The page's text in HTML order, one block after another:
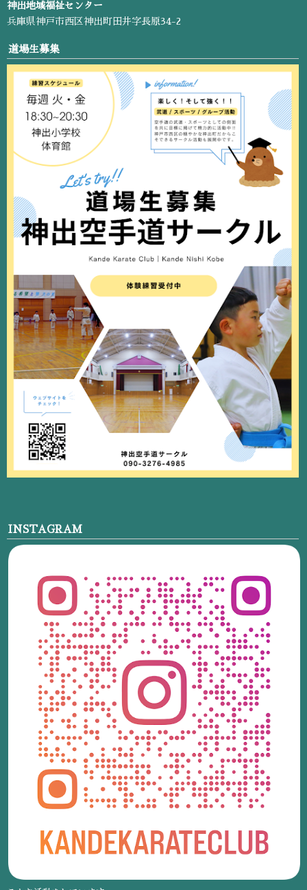
神出地域福祉センター
兵庫県神戸市西区神出町田井字長原34-2
道場生募集
INSTAGRAM